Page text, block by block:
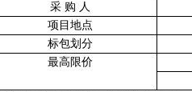
采 购 人
项目地点
标包划分
最高限价